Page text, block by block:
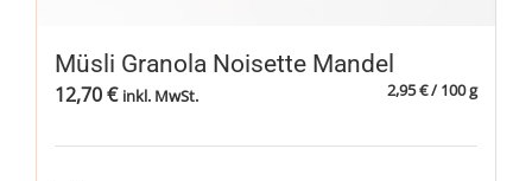
Müsli Granola Noisette Mandel
12,70€ inkl. MwSt. 2,95€/ 100g